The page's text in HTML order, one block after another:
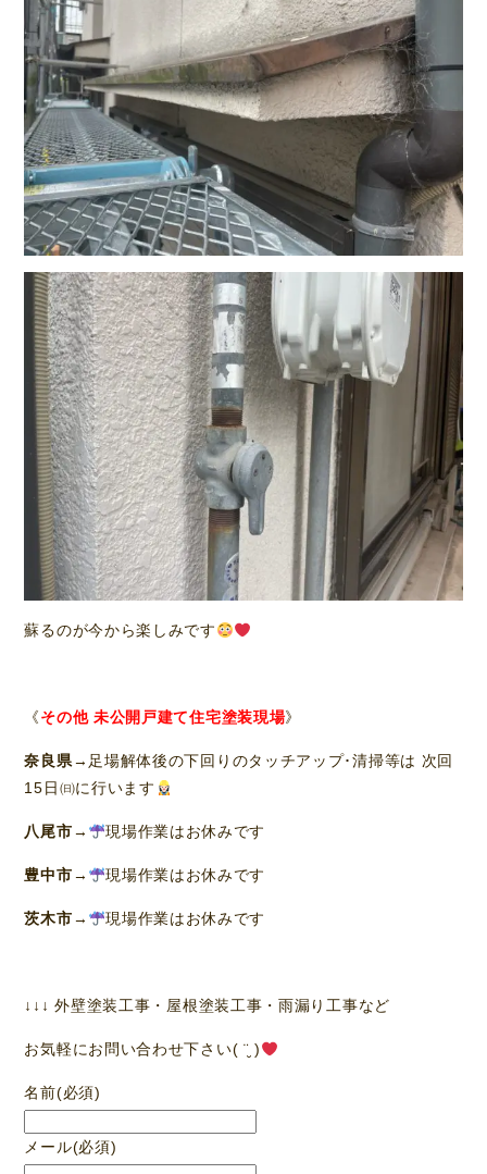
蘇るのが今から楽しみです
《その他 未公開戸建て住宅塗装現場》
奈良県→足場解体後の下回りのタッチアップ･清掃等は 次回
15日㈰に行います
八尾市→ 現場作業はお休みです
豊中市→ 現場作業はお休みです
茨木市→ 現場作業はお休みです
↓↓↓ 外壁塗装工事・屋根塗装工事・雨漏り工事など
お気軽にお問い合わせ下さい( ¨̮ )
名前(必須)
メール(必須)